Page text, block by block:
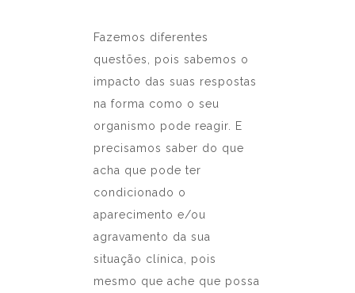
Fazemos diferentes
questões, pois sabemos o
impacto das suas respostas
na forma como o seu
organismo pode reagir. E
precisamos saber do que
acha que pode ter
condicionado o
aparecimento e/ou
agravamento da sua
situação clínica, pois
mesmo que ache que possa